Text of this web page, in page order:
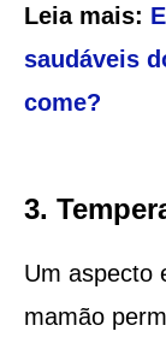
Leia mais:
saudáveis
come?
3.
Um aspecto
mamão